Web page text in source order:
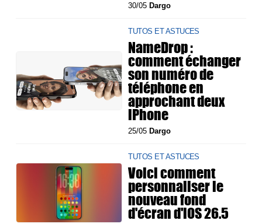
30/05Dargo
TUTOS ET ASTUCES
NameDrop :
comment échanger
son numéro de
téléphone en
approchant deux
iPhone
25/05Dargo
TUTOS ET ASTUCES
Voici comment
personnaliser le
nouveau fond
d'écran d'iOS 26.5